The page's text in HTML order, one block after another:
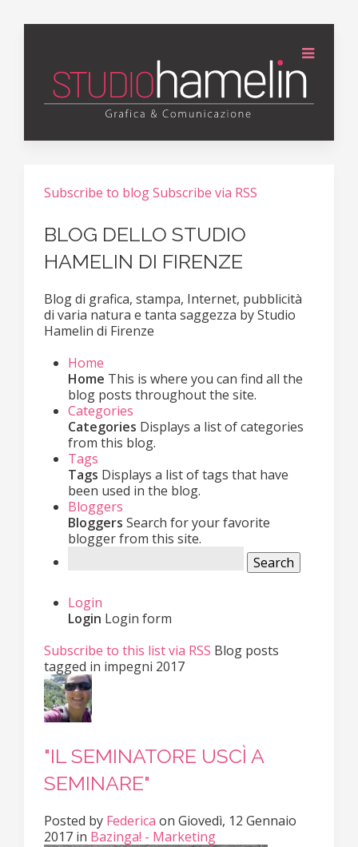
Subscribe to blogSubscribe via RSS
BLOG DELLO STUDIO
HAMELIN DI FIRENZE
Blog di grafica, stampa, Internet, pubblicità
di varia natura e tanta saggezza by Studio
Hamelin di Firenze
Home
Home This is where you can find all the
blog posts throughout the site.
Categories
Categories Displays a list of categories
from this blog.
Tags
Tags Displays a list of tags that have
been used in the blog.
Bloggers
Bloggers Search for your favorite
blogger from this site.
Search
Login
Login Login form
Subscribe to this list via RSS Blog posts
tagged in impegni 2017
"IL SEMINATORE USCÌ A
SEMINARE"
Posted by Federica on Giovedì, 12 Gennaio
2017 in Bazinga! - Marketing